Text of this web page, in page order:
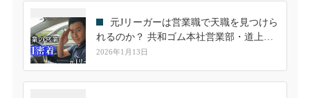
元Jリーガーは営業職で天職を見つけら
れるのか？ 共和ゴム本社営業部・道上隼
人の一日に密着
2026年1月13日